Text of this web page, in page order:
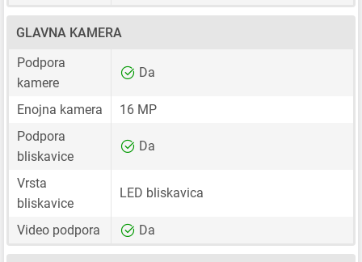
GLAVNA KAMERA
Podpora
kamere
Da
Enojna kamera
16 MP
Podpora
bliskavice
Da
Vrsta
bliskavice
LED bliskavica
Video podpora Da